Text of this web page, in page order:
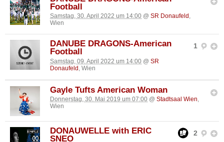
Football
Samstag, 30. April 2022 um 14:00 @ SR Donaufeld ,
Wien
1
DANUBE DRAGONS-American
Football
Samstag, 09. April 2022 um 14:00 @ SR
Donaufeld , Wien
Gayle Tufts American Woman
Donnerstag, 30. Mai 2019 um 07:00 @ Stadtsaal Wien,
Wien
2
DONAUWELLE with ERIC
SNEO